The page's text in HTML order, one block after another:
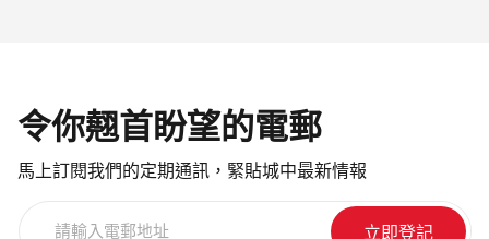
令你翹首盼望的電郵
馬上訂閱我們的定期通訊，緊貼城中最新情報